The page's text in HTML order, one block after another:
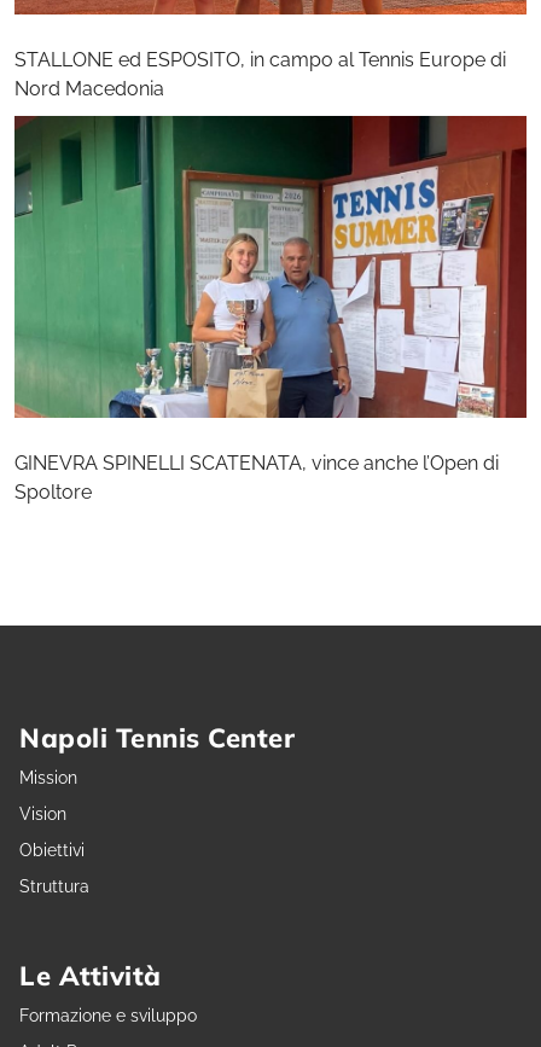
STALLONE ed ESPOSITO, in campo al Tennis Europe di
Nord Macedonia
GINEVRA SPINELLI SCATENATA, vince anche l’Open di
Spoltore
Napoli Tennis Center
Mission
Vision
Obiettivi
Struttura
Le Attività
Formazione e sviluppo